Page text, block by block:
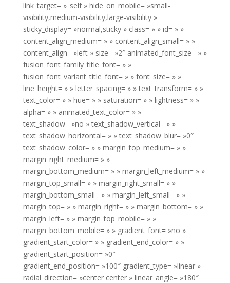
link_target= »_self » hide_on_mobile= »small-
visibility,medium-visibility,large-visibility »
sticky_display= »normal,sticky » class= » » id= » »
content_align_medium= » » content_align_small= » »
content_align= »left » size= »2″ animated_font_size= » »
fusion_font_family_title_font= » »
fusion_font_variant_title_font= » » font_size= » »
line_height= » » letter_spacing= » » text_transform= » »
text_color= » » hue= » » saturation= » » lightness= » »
alpha= » » animated_text_color= » »
text_shadow= »no » text_shadow_vertical= » »
text_shadow_horizontal= » » text_shadow_blur= »0″
text_shadow_color= » » margin_top_medium= » »
margin_right_medium= » »
margin_bottom_medium= » » margin_left_medium= » »
margin_top_small= » » margin_right_small= » »
margin_bottom_small= » » margin_left_small= » »
margin_top= » » margin_right= » » margin_bottom= » »
margin_left= » » margin_top_mobile= » »
margin_bottom_mobile= » » gradient_font= »no »
gradient_start_color= » » gradient_end_color= » »
gradient_start_position= »0″
gradient_end_position= »100″ gradient_type= »linear »
radial_direction= »center center » linear_angle= »180″